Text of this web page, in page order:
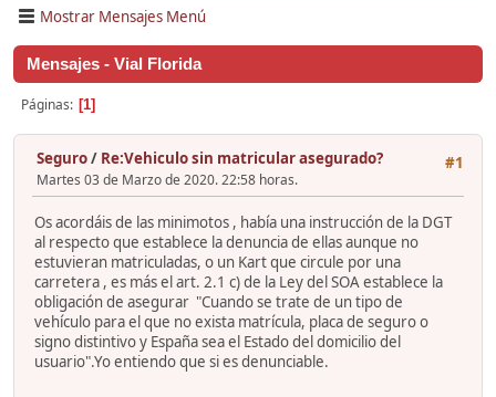
Mostrar Mensajes Menú
Mensajes - Vial Florida
Páginas 1
#1
Seguro/ Re:Vehiculo sin matricular asegurado?
Martes 03 de Marzo de 2020. 22:58 horas.
Os acordáis de las minimotos , había una instrucción de la DGT
al respecto que establece la denuncia de ellas aunque no
estuvieran matriculadas, o un Kart que circule por una
carretera , es más el art. 2.1 c) de la Ley del SOA establece la
obligación de asegurar "Cuando se trate de un tipo de
vehículo para el que no exista matrícula, placa de seguro o
signo distintivo y España sea el Estado del domicilio del
usuario".Yo entiendo que si es denunciable.